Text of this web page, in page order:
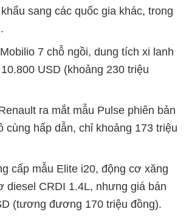
sang các quốc gia khác, trong
7 chỗ ngồi, dung tích xi lanh
USD (khoảng 230 triệu
ra mắt mẫu Pulse phiên bản
cùng hấp dẫn, chỉ khoảng 173 triệu
cấp mẫu Elite i20, động cơ xăng
diesel CRDI 1.4L, nhưng giá bán
(tương đương 170 triệu đồng).